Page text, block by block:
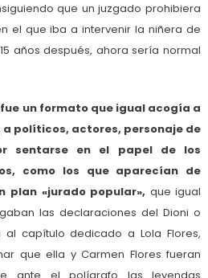
que un juzgado prohibiera
el que iba a intervenir la niñera de
años después, ahora sería normal
fue un formato que igual acogía a
políticos, actores, personaje de
sentarse en el papel de los
como los que aparecían de
plan «jurado popular», que igual
las declaraciones del Dioni o
al capítulo dedicado a Lola Flores,
que ella y Carmen Flores fueran